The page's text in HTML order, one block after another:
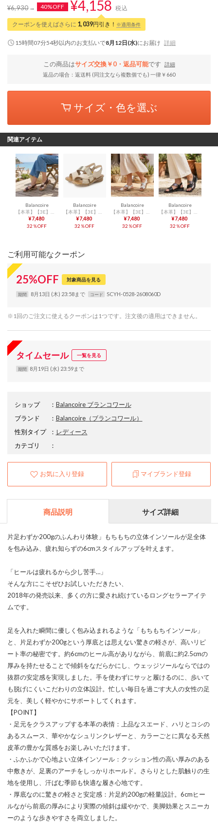
¥6,930 40%OFF ¥4,158 税込
クーポンを使えばさらに 1,039円引き！ ※適用条件
15時間07分53秒以内のお支払いで8月12日(水)にお届け 詳細
この商品はサイズ交換￥0・返品可能です
詳細
返品の場合：返送料 (同注文なら複数個でも) 一律￥660
サイズ・色を選ぶ
関連アイテム
Balancoire
¥7,480
32％OFF
Balancoire
¥7,480
32％OFF
Balancoire
¥7,480
32％OFF
Balancoire
¥7,480
32％OFF
ご利用可能なクーポン
25%OFF 対象商品を見る
期間 8月13日 (木) 23:58まで コード SCYH-0528-2608060D
※1回のご注文に使えるクーポンは1つです。注文後の適用はできません。
タイムセール 一覧を見る
期間 8月19日 (水) 23:59まで
ショップ ： Balancoire ブランコワール
ブランド
： Balancoire（ブランコワール）
性別タイプ
： レディース
カテゴリ
：
お気に入り登録 マイブランド登録
商品説明 サイズ詳細
片足わずか200gのふんわり体験」もちもちの立体インソールが足全体
を包み込み、疲れ知らずの6cmスタイルアップを叶えます。
「ヒールは疲れるから少し苦手…」
そんな方にこそぜひお試しいただきたい、
2018年の発売以来、多くの方に愛され続けているロングセラーアイテ
ムです。
足を入れた瞬間に優しく包み込まれるような「もちもちインソール」
と、片足わずか200gという厚底とは思えない驚きの軽さが、高いリピ
ート率の秘密です。約6cmのヒール高がありながら、前底に約2.5cmの
厚みを持たせることで傾斜をなだらかにし、ウェッジソールならではの
抜群の安定感を実現しました。手を使わずにサッと履けるのに、歩いて
も脱げにくいこだわりの立体設計。忙しい毎日を過ごす大人の女性の足
元を、美しく軽やかにサポートしてくれます。
【POINT】
・足元をクラスアップする本革の表情：上品なスエード、ハリとコシの
あるスムース、華やかなシュリンクレザーと、カラーごとに異なる天然
皮革の豊かな質感をお楽しみいただけます。
・ふかふかで心地よい立体インソール：クッション性の高い厚みのある
中敷きが、足裏のアーチをしっかりホールド。さらりとした肌触りの生
地を使用し、汗ばむ季節も快適な履き心地です。
・厚底なのに驚きの軽さと安定感：片足約200gの軽量設計。6cmヒー
ルながら前底の厚みにより実際の傾斜は緩やかで、美脚効果とスニーカ
ーのような歩きやすさを両立しました。